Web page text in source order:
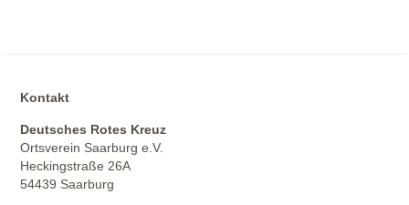
Kontakt
Deutsches Rotes Kreuz
Ortsverein Saarburg e.V.
Heckingstraße 26A
54439 Saarburg